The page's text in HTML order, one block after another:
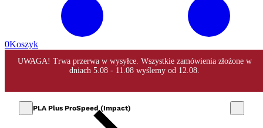
0Koszyk
PLA Plus ProSpeed (Impact)